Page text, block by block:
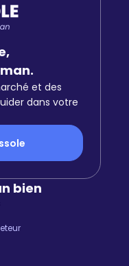
et des
dans votre
bien